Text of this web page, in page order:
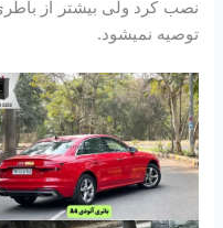
توصیه نمیشود.